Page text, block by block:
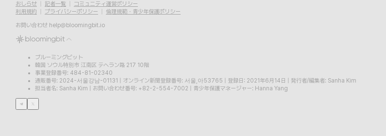
おしらせ 記者一覧
コミュニティ運営ポリシー
利用規約
プライバシーポリシー
倫理規範・青少年保護ポリシー
お問い合わせ help@bloomingbit.io
ブルーミングビット
韓国 ソウル特別市 江南区 テヘラン路 217 10階
事業登録番号: 484-81-02340
通販番号: 2024-서울강남-01131
オンライン新聞登録番号: 서울,아53765 登録日: 2021年6月14日
発行者/編集者: Sanha Kim
担当者名: Sanha Kim
お問い合わせ番号: +82-2-554-7002 青少年保護マネージャー: Hanna Yang